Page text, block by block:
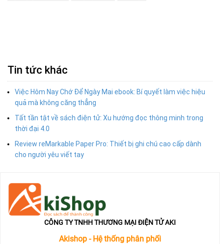
Tin tức khác
Việc Hôm Nay Chớ Để Ngày Mai ebook: Bí quyết làm việc hiệu
quả mà không căng thẳng
Tất tần tật về sách điện tử: Xu hướng đọc thông minh trong
thời đại 4.0
Review reMarkable Paper Pro: Thiết bị ghi chú cao cấp dành
cho người yêu viết tay
CÔNG TY TNHH THƯƠNG MẠI ĐIỆN TỬ AKI
Akishop - Hệ thống phân phối